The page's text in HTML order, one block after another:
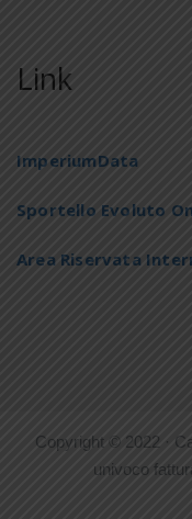
Link
ImperiumData
Sportello Evoluto
Area Riservata
Copyright © 2022 ·
univoco